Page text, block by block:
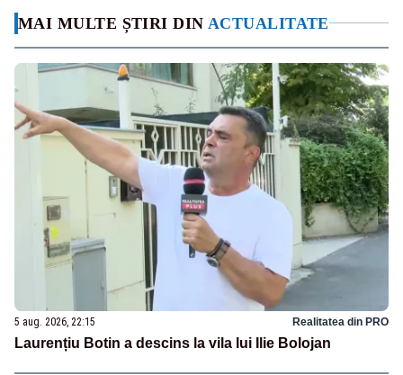
MAI MULTE ȘTIRI DIN ACTUALITATE
5 aug. 2026, 22:15 Realitatea din PRO
Laurențiu Botin a descins la vila lui Ilie Bolojan